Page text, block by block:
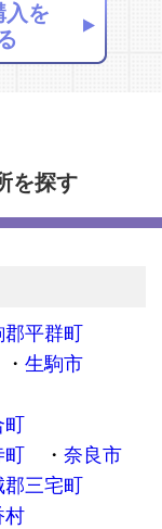
入を
を探す
平群町
生駒市
奈良市
三宅町
村